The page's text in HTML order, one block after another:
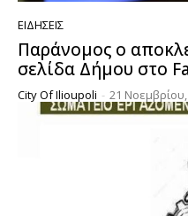
ΕΙΔΉΣΕΙΣ
Παράνομος ο
σελίδα Δήμου στο
City Of Ilioupoli - 21